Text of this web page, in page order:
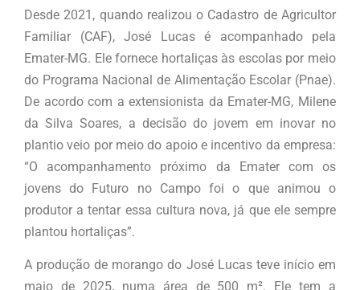
Desde 2021, quando realizou o Cadastro de Agricultor
Familiar (CAF), José Lucas é acompanhado pela
Emater-MG. Ele fornece hortaliças às escolas por meio
do Programa Nacional de Alimentação Escolar (Pnae).
De acordo com a extensionista da Emater-MG, Milene
da Silva Soares, a decisão do jovem em inovar no
plantio veio por meio do apoio e incentivo da empresa:
“O acompanhamento próximo da Emater com os
jovens do Futuro no Campo foi o que animou o
produtor a tentar essa cultura nova, já que ele sempre
plantou hortaliças”.
A produção de morango do José Lucas teve início em
maio de 2025, numa área de 500 m². Ele tem a